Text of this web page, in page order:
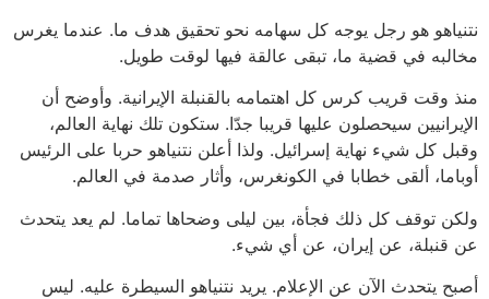
نتنياهو هو رجل يوجه كل سهامه نحو تحقيق هدف ما. عندما يغرس
مخالبه في قضية ما، تبقى عالقة فيها لوقت طويل.
منذ وقت قريب كرس كل اهتمامه بالقنبلة الإيرانية. وأوضح أن
الإيرانيين سيحصلون عليها قريبا جدّا. ستكون تلك نهاية العالم،
وقبل كل شيء نهاية إسرائيل. ولذا أعلن نتنياهو حربا على الرئيس
أوباما، ألقى خطابا في الكونغرس، وأثار صدمة في العالم.
ولكن توقف كل ذلك فجأة، بين ليلى وضحاها تماما. لم يعد يتحدث
عن قنبلة، عن إيران، عن أي شيء.
أصبح يتحدث الآن عن الإعلام. يريد نتنياهو السيطرة عليه. ليس